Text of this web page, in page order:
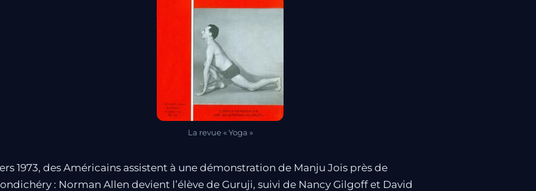
La revue « Yoga »
1973, des Américains assistent à une démonstration de Manju Jois près de
: Norman Allen devient l’élève de Guruji, suivi de Nancy Gilgoff et David